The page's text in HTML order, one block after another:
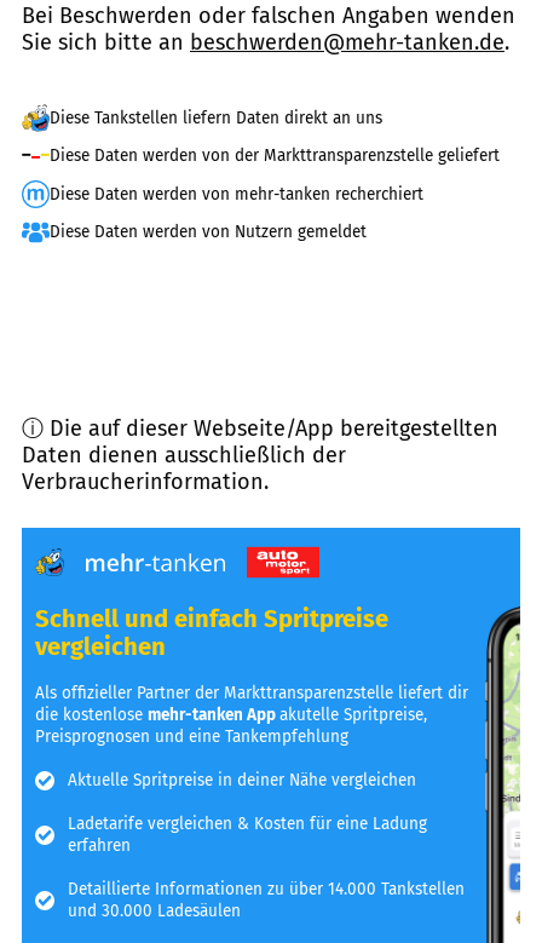
Bei Beschwerden oder falschen Angaben wenden
Sie sich bitte an beschwerden@mehr-tanken.de.
Diese Tankstellen liefern Daten direkt an uns
Diese Daten werden von der Markttransparenzstelle geliefert
Diese Daten werden von mehr-tanken recherchiert
Diese Daten werden von Nutzern gemeldet
ⓘ Die auf dieser Webseite/App bereitgestellten
Daten dienen ausschließlich der
Verbraucherinformation.
Schnell und einfach Spritpreise
vergleichen
Als offizieller Partner der Markttransparenzstelle liefert dir
die kostenlosemehr-tanken Appakutelle Spritpreise,
Preisprognosen und eine Tankempfehlung
Aktuelle Spritpreise in deiner Nähe vergleichen
Ladetarife vergleichen & Kosten für eine Ladung
erfahren
Detaillierte Informationen zu über 14.000 Tankstellen
und 30.000 Ladesäulen